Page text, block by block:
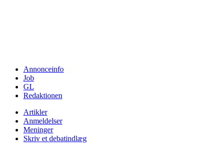
Annonceinfo
Job
GL
Redaktionen
Artikler
Anmeldelser
Meninger
Skriv et debatindlæg